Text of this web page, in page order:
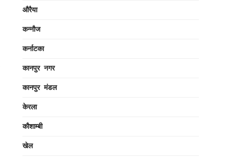
औरैया
कन्नौज
कर्नाटका
कानपुर नगर
कानपुर मंडल
केरला
कौशाम्बी
खेल